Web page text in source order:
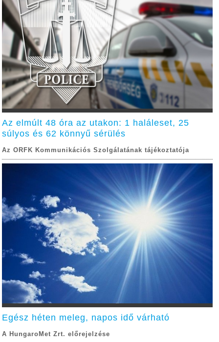
Az elmúlt 48 óra az utakon: 1 haláleset, 25
súlyos és 62 könnyű sérülés
Az ORFK Kommunikációs Szolgálatának tájékoztatója
Egész héten meleg, napos idő várható
A HungaroMet Zrt. előrejelzése